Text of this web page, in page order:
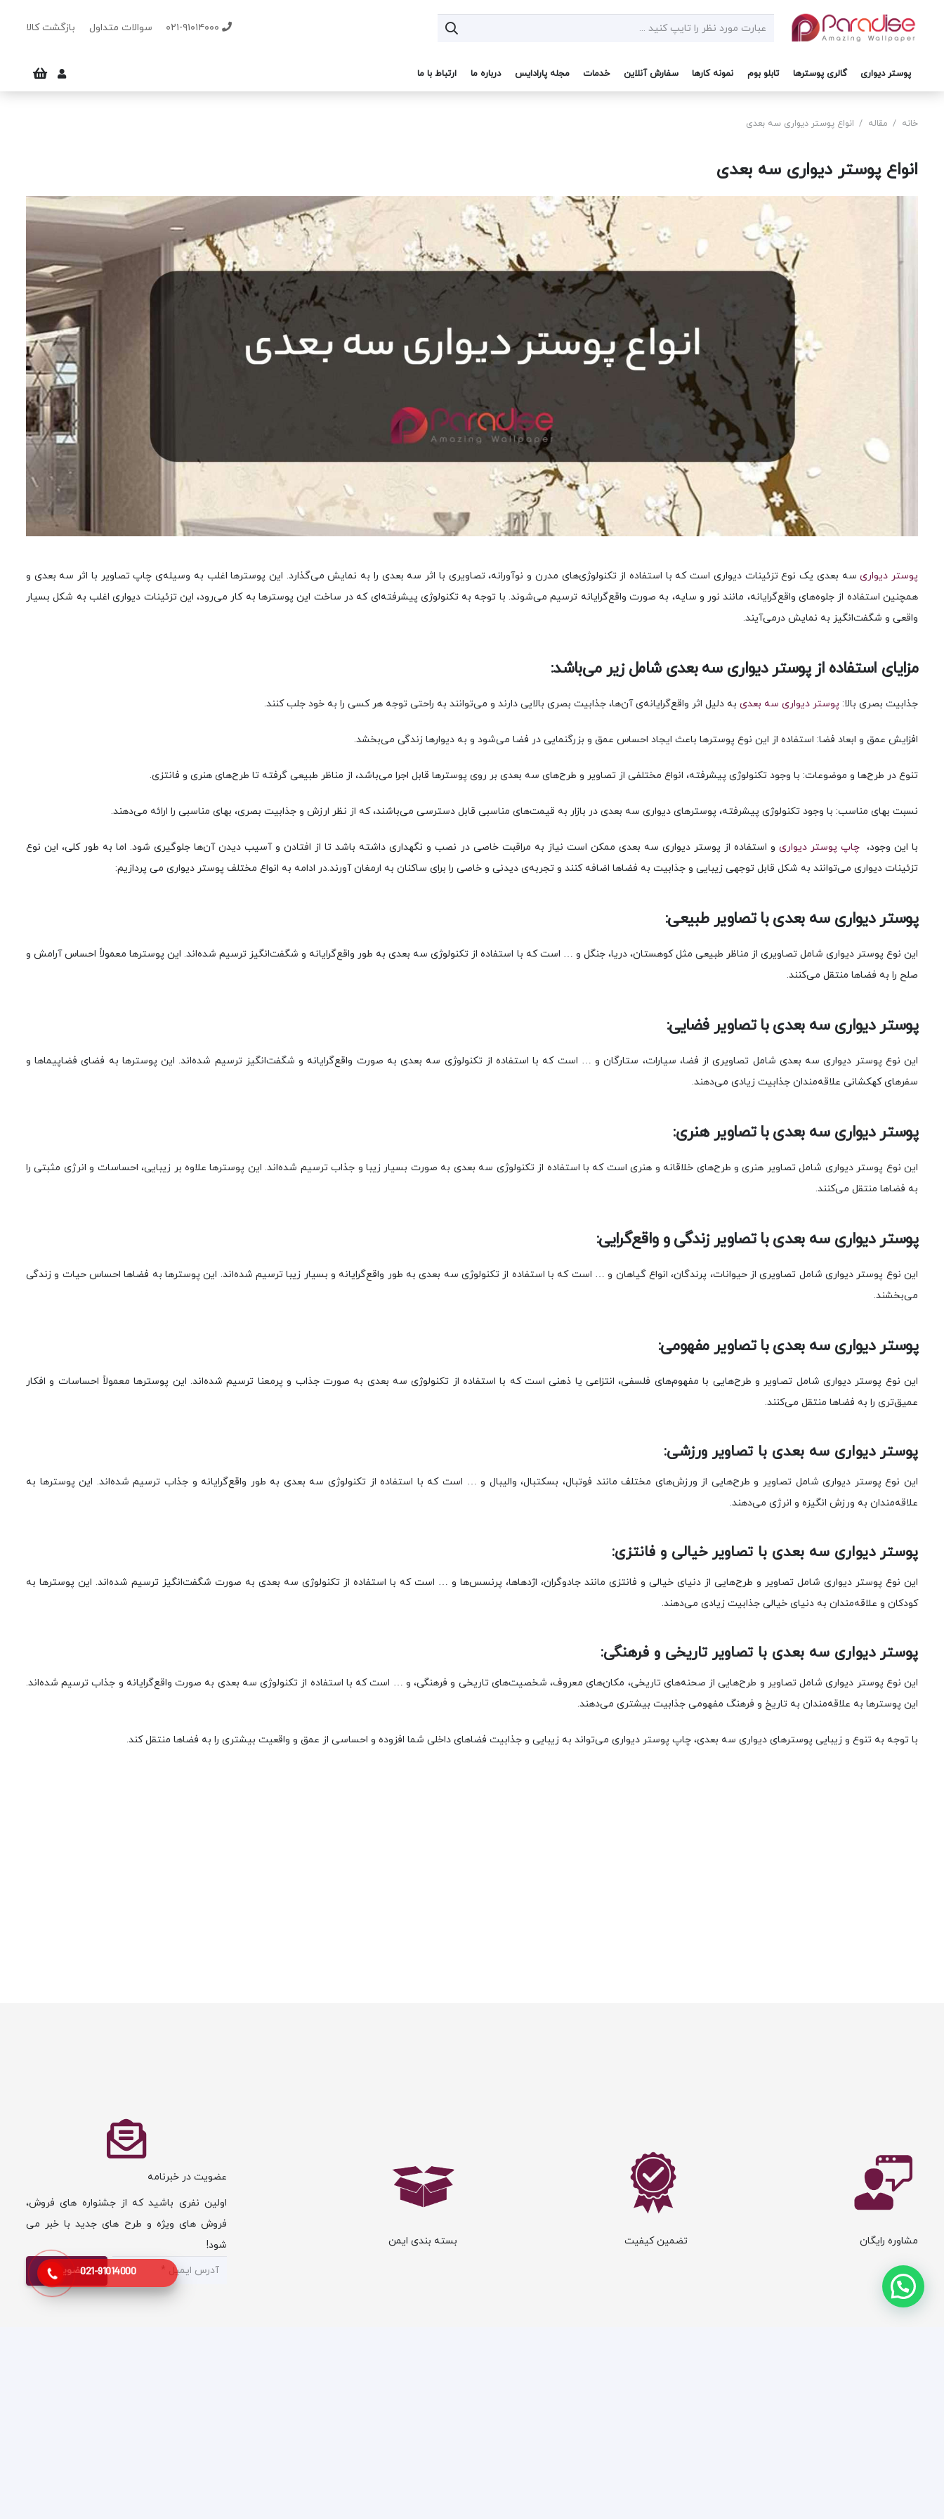
۰۲۱-۹۱۰۱۴۰۰۰ سوالات متداول بازگشت کالا
پوستر دیواری گالری پوسترها تابلو بوم نمونه کارها سفارش آنلاین خدمات مجله پارادایس درباره ما ارتباط با ما
خانه / مقاله / انواع پوستر دیواری سه بعدی
انواع پوستر دیواری سه بعدی
پوستر دیواریسه بعدی یک نوع تزئینات دیواری است که با استفاده از تکنولوژی‌های مدرن و نوآورانه، تصاویری با اثر سه بعدی را به نمایش می‌گذارد. این پوسترها اغلب به وسیله‌ی چاپ تصاویر با اثر سه بعدی و
همچنین استفاده از جلوه‌های واقع‌گرایانه، مانند نور و سایه، به صورت واقع‌گرایانه ترسیم می‌شوند. با توجه به تکنولوژی پیشرفته‌ای که در ساخت این پوسترها به کار می‌رود، این تزئینات دیواری اغلب به شکل بسیار
واقعی و شگفت‌انگیز به نمایش درمی‌آیند.
مزایای استفاده از پوستر دیواری سه بعدی شامل زیر می‌باشد:
جذابیت بصری بالا: پوستر دیواری سه بعدی به دلیل اثر واقع‌گرایانه‌ی آن‌ها، جذابیت بصری بالایی دارند و می‌توانند به راحتی توجه هر کسی را به خود جلب کنند.
افزایش عمق و ابعاد فضا: استفاده از این نوع پوسترها باعث ایجاد احساس عمق و بزرگنمایی در فضا می‌شود و به دیوارها زندگی می‌بخشد.
تنوع در طرح‌ها و موضوعات: با وجود تکنولوژی پیشرفته، انواع مختلفی از تصاویر و طرح‌های سه بعدی بر روی پوسترها قابل اجرا می‌باشد، از مناظر طبیعی گرفته تا طرح‌های هنری و فانتزی.
نسبت بهای مناسب: با وجود تکنولوژی پیشرفته، پوسترهای دیواری سه بعدی در بازار به قیمت‌های مناسبی قابل دسترسی می‌باشند، که از نظر ارزش و جذابیت بصری، بهای مناسبی را ارائه می‌دهند.
با این وجود،چاپ پوستر دیواری و استفاده از پوستر دیواری سه بعدی ممکن است نیاز به مراقبت خاصی در نصب و نگهداری داشته باشد تا از افتادن و آسیب دیدن آن‌ها جلوگیری شود. اما به طور کلی، این نوع
تزئینات دیواری می‌توانند به شکل قابل توجهی زیبایی و جذابیت به فضاها اضافه کنند و تجربه‌ی دیدنی و خاصی را برای ساکنان به ارمغان آورند.در ادامه به انواع مختلف پوستر دیواری می پردازیم:
پوستر دیواری سه بعدی با تصاویر طبیعی:
این نوع پوستر دیواری شامل تصاویری از مناظر طبیعی مثل کوهستان، دریا، جنگل و … است که با استفاده از تکنولوژی سه بعدی به طور واقع‌گرایانه و شگفت‌انگیز ترسیم شده‌اند. این پوسترها معمولاً احساس آرامش و
صلح را به فضاها منتقل می‌کنند.
پوستر دیواری سه بعدی با تصاویر فضایی:
این نوع پوستر دیواری سه بعدی شامل تصاویری از فضا، سیارات، ستارگان و … است که با استفاده از تکنولوژی سه بعدی به صورت واقع‌گرایانه و شگفت‌انگیز ترسیم شده‌اند. این پوسترها به فضای فضاپیماها و
سفرهای کهکشانی علاقه‌مندان جذابیت زیادی می‌دهند.
پوستر دیواری سه بعدی با تصاویر هنری:
این نوع پوستر دیواری شامل تصاویر هنری و طرح‌های خلاقانه و هنری است که با استفاده از تکنولوژی سه بعدی به صورت بسیار زیبا و جذاب ترسیم شده‌اند. این پوسترها علاوه بر زیبایی، احساسات و انرژی مثبتی را
به فضاها منتقل می‌کنند.
پوستر دیواری سه بعدی با تصاویر زند‌گی و واقع‌گرایی:
این نوع پوستر دیواری شامل تصاویری از حیوانات، پرندگان، انواع گیاهان و … است که با استفاده از تکنولوژی سه بعدی به طور واقع‌گرایانه و بسیار زیبا ترسیم شده‌اند. این پوسترها به فضاها احساس حیات و زندگی
می‌بخشند.
پوستر دیواری سه بعدی با تصاویر مفهومی:
این نوع پوستر دیواری شامل تصاویر و طرح‌هایی با مفهوم‌های فلسفی، انتزاعی یا ذهنی است که با استفاده از تکنولوژی سه بعدی به صورت جذاب و پرمعنا ترسیم شده‌اند. این پوسترها معمولاً احساسات و افکار
عمیق‌تری را به فضاها منتقل می‌کنند.
پوستر دیواری سه بعدی با تصاویر ورزشی:
این نوع پوستر دیواری شامل تصاویر و طرح‌هایی از ورزش‌های مختلف مانند فوتبال، بسکتبال، والیبال و … است که با استفاده از تکنولوژی سه بعدی به طور واقع‌گرایانه و جذاب ترسیم شده‌اند. این پوسترها به
علاقه‌مندان به ورزش انگیزه و انرژی می‌دهند.
پوستر دیواری سه بعدی با تصاویر خیالی و فانتزی:
این نوع پوستر دیواری شامل تصاویر و طرح‌هایی از دنیای خیالی و فانتزی مانند جادوگران، اژدهاها، پرنسس‌ها و … است که با استفاده از تکنولوژی سه بعدی به صورت شگفت‌انگیز ترسیم شده‌اند. این پوسترها به
کودکان و علاقه‌مندان به دنیای خیالی جذابیت زیادی می‌دهند.
پوستر دیواری سه بعدی با تصاویر تاریخی و فرهنگی:
این نوع پوستر دیواری شامل تصاویر و طرح‌هایی از صحنه‌های تاریخی، مکان‌های معروف، شخصیت‌های تاریخی و فرهنگی، و … است که با استفاده از تکنولوژی سه بعدی به صورت واقع‌گرایانه و جذاب ترسیم شده‌اند.
این پوسترها به علاقه‌مندان به تاریخ و فرهنگ مفهومی جذابیت بیشتری می‌دهند.
با توجه به تنوع و زیبایی پوسترهای دیواری سه بعدی، چاپ پوستر دیواری می‌تواند به زیبایی و جذابیت فضاهای داخلی شما افزوده و احساسی از عمق و واقعیت بیشتری را به فضاها منتقل کند.
مشاوره رایگان تضمین کیفیت بسته بندی ایمن
عضویت در خبرنامه
اولین نفری باشید که از جشنواره های فروش،
فروش های ویژه و طرح های جدید با خبر می
شود!
عضویت !021-91014000